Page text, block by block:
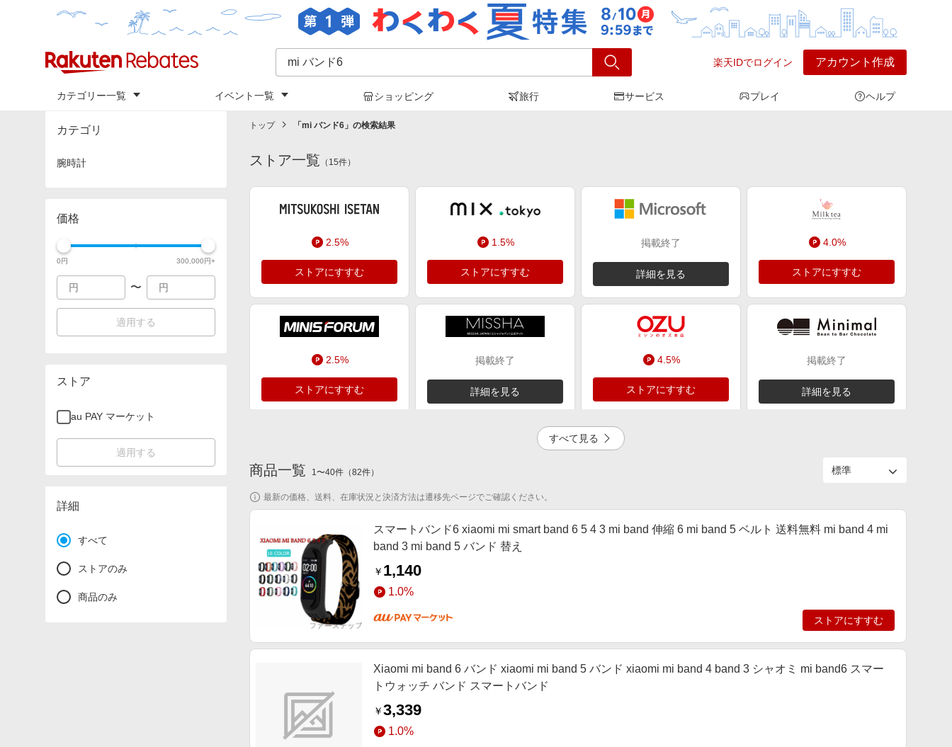
楽天IDでログイン アカウント作成
カテゴリー一覧 イベント一覧 ショッピング 旅行 サービス プレイ ヘルプ
カテゴリ
腕時計
価格
0円 300,000円+
〜
適用する
ストア
au PAY マーケット
適用する
詳細
すべて
ストアのみ
商品のみ
トップ 「 mi バンド6 」の検索結果
ストア一覧 （ 15件）
2.5%
ストアにすすむ
1.5%
ストアにすすむ
掲載終了
詳細を見る
4.0%
ストアにすすむ
2.5%
ストアにすすむ
掲載終了
詳細を見る
4.5%
ストアにすすむ
掲載終了
詳細を見る
4.5%
すべて見る
商品一覧 1〜40件 （82件）
最新の価格、送料、在庫状況と決済方法は遷移先ページでご確認ください。
スマートバンド6 xiaomi mi smart band 6 5 4 3 mi band 伸縮 6 mi band 5 ベルト 送料無料 mi band 4 mi
band 3 mi band 5 バンド 替え
￥ 1,140
1.0%
ストアにすすむ
Xiaomi mi band 6 バンド xiaomi mi band 5 バンド xiaomi mi band 4 band 3 シャオミ mi band6 スマー
トウォッチ バンド スマートバンド
￥3,339
1.0%